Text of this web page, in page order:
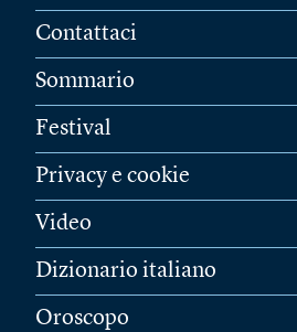
Contattaci
Sommario
Festival
Privacy e cookie
Video
Dizionario italiano
Oroscopo